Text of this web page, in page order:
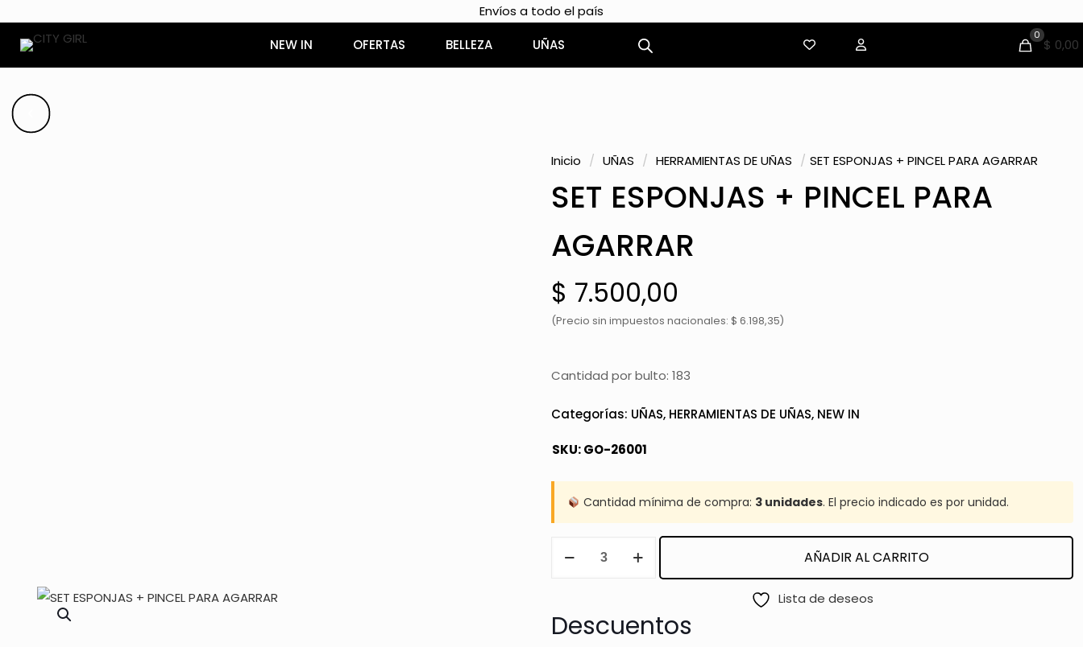
Envíos a todo el país
NEW IN OFERTAS BELLEZA UÑAS
0
$ 0,00
Inicio / UÑAS / HERRAMIENTAS DE UÑAS / SET ESPONJAS + PINCEL PARA AGARRAR
SET ESPONJAS + PINCEL PARA
AGARRAR
$ 7.500,00
(Precio sin impuestos nacionales: $ 6.198,35)
Cantidad por bulto: 183
Categorías: UÑAS, HERRAMIENTAS DE UÑAS, NEW IN
SKU:GO-26001
Cantidad mínima de compra: 3 unidades. El precio indicado es por unidad.
PINCEL
PARA
AÑADIR AL CARRITO
Lista de deseos
Descuentos